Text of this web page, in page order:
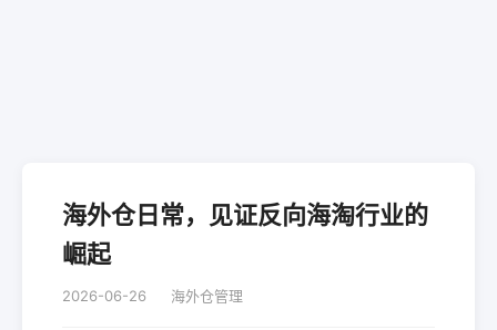
海外仓日常，见证反向海淘行业的
崛起
2026-06-26 海外仓管理